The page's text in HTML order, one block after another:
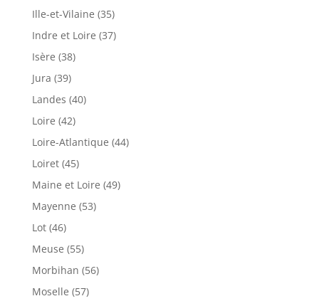
Ille-et-Vilaine (35)
Indre et Loire (37)
Isère (38)
Jura (39)
Landes (40)
Loire (42)
Loire-Atlantique (44)
Loiret (45)
Maine et Loire (49)
Mayenne (53)
Lot (46)
Meuse (55)
Morbihan (56)
Moselle (57)